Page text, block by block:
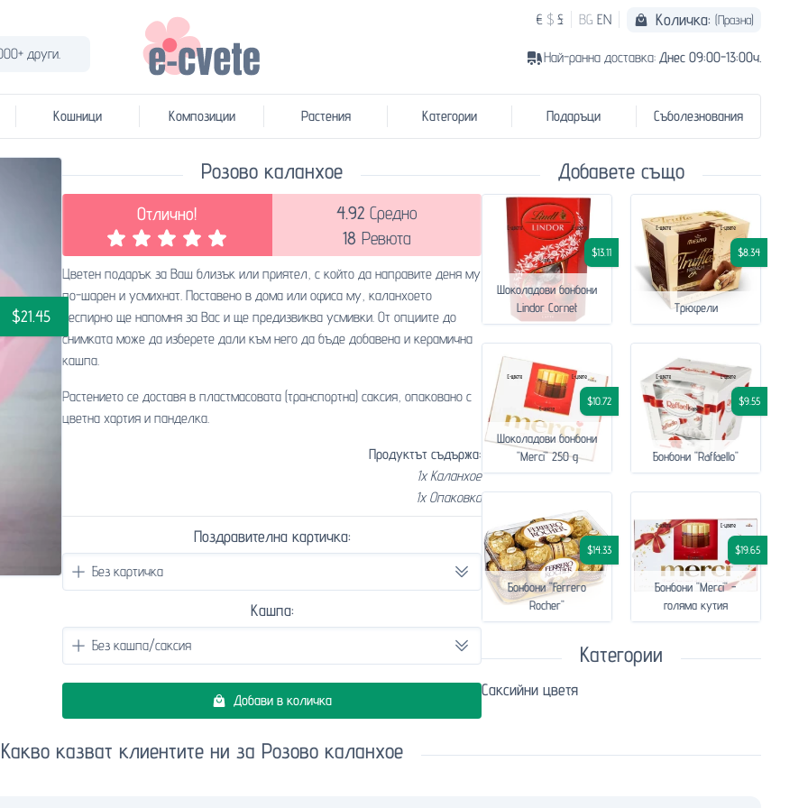
други.
€ $ £ BG EN Количка: (Празна)
Най-ранна доставка: Днес 09:00-13:00ч.
Кошници Композиции Растения Категории Подаръци Съболезнования
$21.45
Розово каланхое
Отлично! 4.92Средно
18 Ревюта
Цветен подарък за Ваш близък или приятел, с който да направите деня му
по-шарен и усмихнат. Поставено в дома или офиса му, каланхоето
неспирно ще напомня за Вас и ще предизвиква усмивки. От опциите до
снимката може да изберете дали към него да бъде добавена и керамична
кашпа.
Растението се доставя в пластмасовата (транспортна) саксия, опаковано с
цветна хартия и панделка.
Продуктът съдържа:
1x Каланхое
1x Опаковка
Поздравителна картичка:
Кашпа:
Добави в количка
Добавете също
$13.11
Шоколадови бонбони
Lindor Cornet
$8.34
Трюфели
$10.72
Шоколадови бонбони
"Merci" 250 g
$9.55
Бонбони "Raffaello"
$14.33
Бонбони "Ferrero
Rocher"
$19.65
Бонбони "Merci" -
голяма кутия
Категории
Саксийни цветя
Какво казват клиентите ни за Розово каланхое